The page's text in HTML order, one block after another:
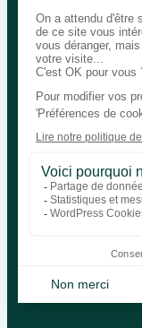
Let’s
Bégénat
Level of
Return policy